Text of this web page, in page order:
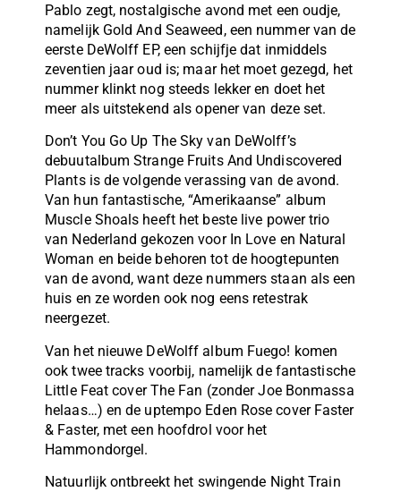
Pablo zegt, nostalgische avond met een oudje,
namelijk Gold And Seaweed, een nummer van de
eerste DeWolff EP, een schijfje dat inmiddels
zeventien jaar oud is; maar het moet gezegd, het
nummer klinkt nog steeds lekker en doet het
meer als uitstekend als opener van deze set.
Don’t You Go Up The Sky van DeWolff’s
debuutalbum Strange Fruits And Undiscovered
Plants is de volgende verassing van de avond.
Van hun fantastische, “Amerikaanse” album
Muscle Shoals heeft het beste live power trio
van Nederland gekozen voor In Love en Natural
Woman en beide behoren tot de hoogtepunten
van de avond, want deze nummers staan als een
huis en ze worden ook nog eens retestrak
neergezet.
Van het nieuwe DeWolff album Fuego! komen
ook twee tracks voorbij, namelijk de fantastische
Little Feat cover The Fan (zonder Joe Bonmassa
helaas…) en de uptempo Eden Rose cover Faster
& Faster, met een hoofdrol voor het
Hammondorgel.
Natuurlijk ontbreekt het swingende Night Train